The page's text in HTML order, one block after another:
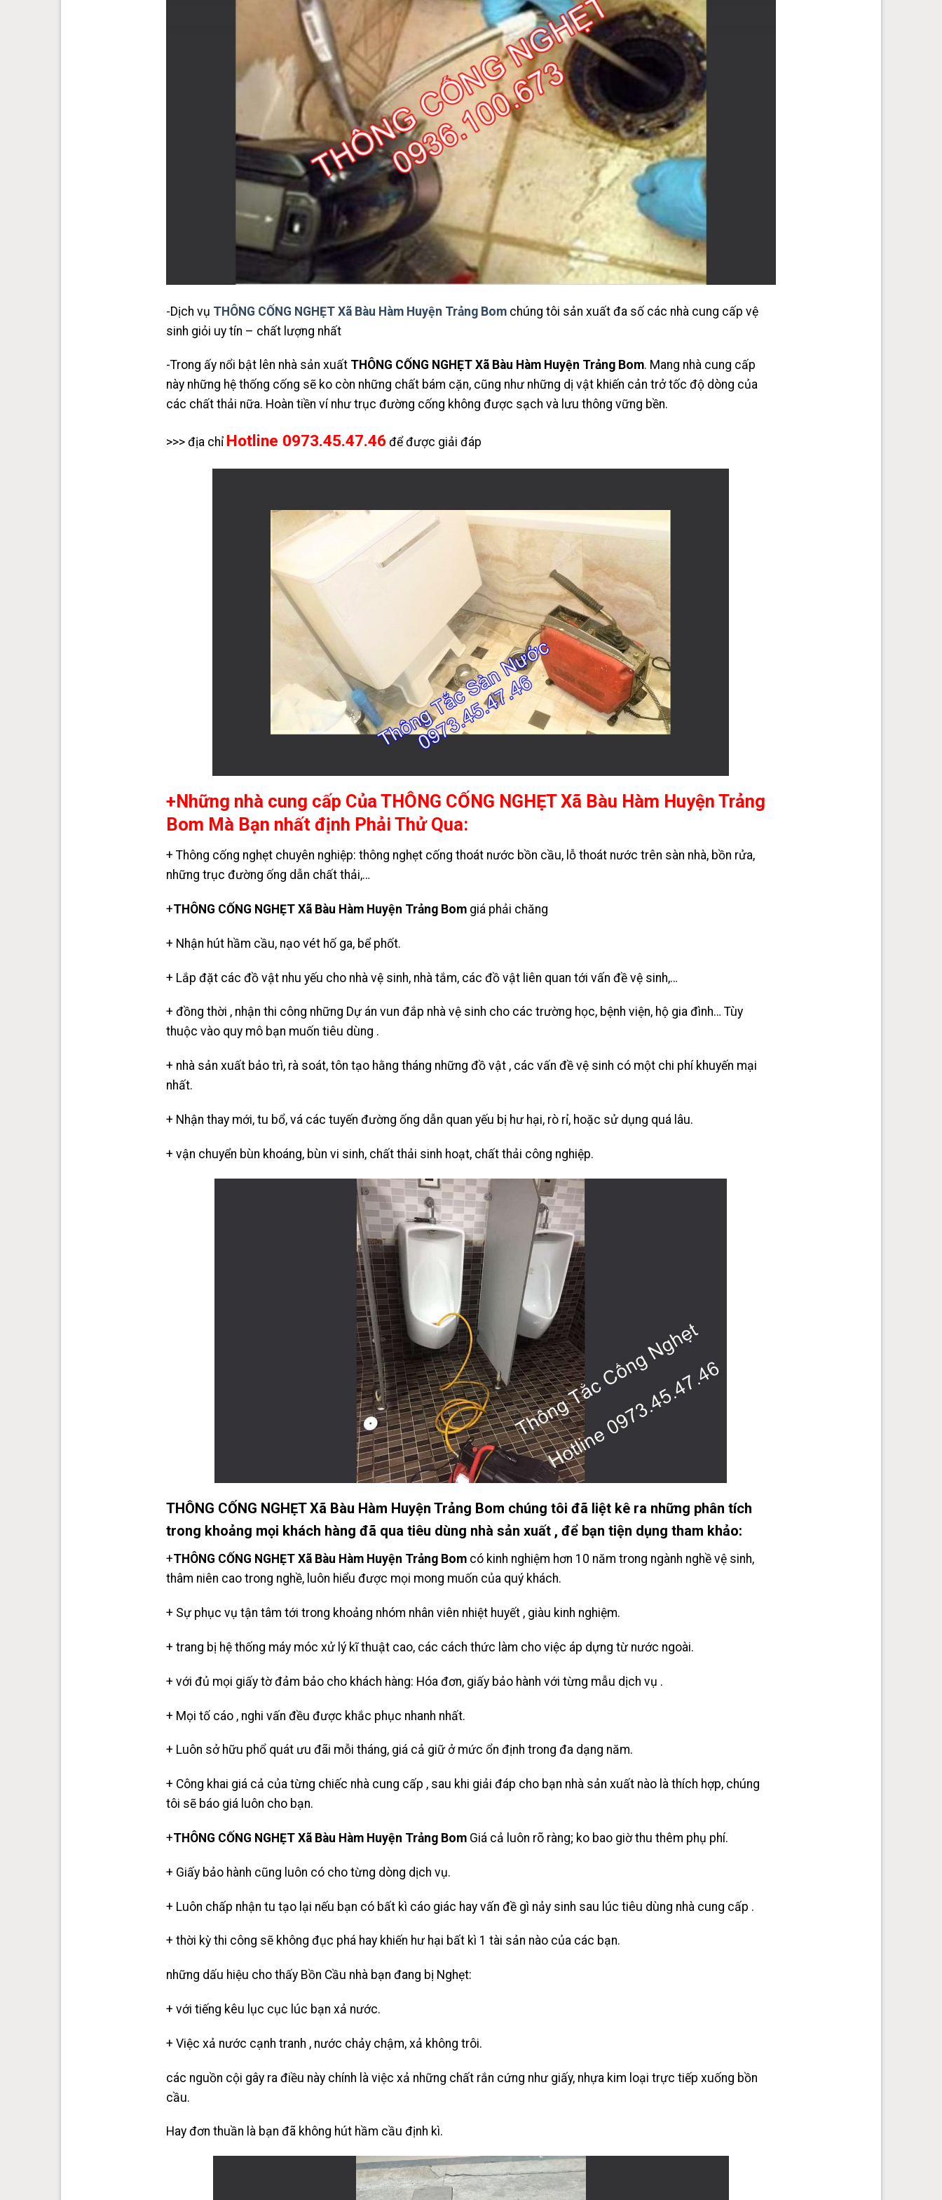
-Dịch vụ THÔNG CỐNG NGHẸT Xã Bàu Hàm Huyện Trảng Bom chúng tôi sản xuất đa số các nhà cung cấp vệ
sinh giỏi uy tín – chất lượng nhất
-Trong ấy nổi bật lên nhà sản xuất THÔNG CỐNG NGHẸT Xã Bàu Hàm Huyện Trảng Bom. Mang nhà cung cấp
này những hệ thống cống sẽ ko còn những chất bám cặn, cũng như những dị vật khiến cản trở tốc độ dòng của
các chất thải nữa. Hoàn tiền ví như trục đường cống không được sạch và lưu thông vững bền.
>>> địa chỉ Hotline 0973.45.47.46 để được giải đáp
+Những nhà cung cấp Của THÔNG CỐNG NGHẸT Xã Bàu Hàm Huyện Trảng
Bom Mà Bạn nhất định Phải Thử Qua:
+ Thông cống nghẹt chuyên nghiệp: thông nghẹt cống thoát nước bồn cầu, lỗ thoát nước trên sàn nhà, bồn rửa,
những trục đường ống dẫn chất thải,…
+THÔNG CỐNG NGHẸT Xã Bàu Hàm Huyện Trảng Bom giá phải chăng
+ Nhận hút hầm cầu, nạo vét hố ga, bể phốt.
+ Lắp đặt các đồ vật nhu yếu cho nhà vệ sinh, nhà tắm, các đồ vật liên quan tới vấn đề vệ sinh,…
+ đồng thời , nhận thi công những Dự án vun đắp nhà vệ sinh cho các trường học, bệnh viện, hộ gia đình… Tùy
thuộc vào quy mô bạn muốn tiêu dùng .
+ nhà sản xuất bảo trì, rà soát, tôn tạo hằng tháng những đồ vật , các vấn đề vệ sinh có một chi phí khuyến mại
nhất.
+ Nhận thay mới, tu bổ, vá các tuyến đường ống dẫn quan yếu bị hư hại, rò rỉ, hoặc sử dụng quá lâu.
+ vận chuyển bùn khoáng, bùn vi sinh, chất thải sinh hoạt, chất thải công nghiệp.
THÔNG CỐNG NGHẸT Xã Bàu Hàm Huyện Trảng Bom chúng tôi đã liệt kê ra những phân tích
trong khoảng mọi khách hàng đã qua tiêu dùng nhà sản xuất , để bạn tiện dụng tham khảo:
+THÔNG CỐNG NGHẸT Xã Bàu Hàm Huyện Trảng Bom có kinh nghiệm hơn 10 năm trong ngành nghề vệ sinh,
thâm niên cao trong nghề, luôn hiểu được mọi mong muốn của quý khách.
+ Sự phục vụ tận tâm tới trong khoảng nhóm nhân viên nhiệt huyết , giàu kinh nghiệm.
+ trang bị hệ thống máy móc xử lý kĩ thuật cao, các cách thức làm cho việc áp dựng từ nước ngoài.
+ với đủ mọi giấy tờ đảm bảo cho khách hàng: Hóa đơn, giấy bảo hành với từng mẫu dịch vụ .
+ Mọi tố cáo , nghi vấn đều được khắc phục nhanh nhất.
+ Luôn sở hữu phổ quát ưu đãi mỗi tháng, giá cả giữ ở mức ổn định trong đa dạng năm.
+ Công khai giá cả của từng chiếc nhà cung cấp , sau khi giải đáp cho bạn nhà sản xuất nào là thích hợp, chúng
tôi sẽ báo giá luôn cho bạn.
+THÔNG CỐNG NGHẸT Xã Bàu Hàm Huyện Trảng Bom Giá cả luôn rõ ràng; ko bao giờ thu thêm phụ phí.
+ Giấy bảo hành cũng luôn có cho từng dòng dịch vụ.
+ Luôn chấp nhận tu tạo lại nếu bạn có bất kì cáo giác hay vấn đề gì nảy sinh sau lúc tiêu dùng nhà cung cấp .
+ thời kỳ thi công sẽ không đục phá hay khiến hư hại bất kì 1 tài sản nào của các bạn.
những dấu hiệu cho thấy Bồn Cầu nhà bạn đang bị Nghẹt:
+ với tiếng kêu lục cục lúc bạn xả nước.
+ Việc xả nước cạnh tranh , nước chảy chậm, xả không trôi.
các nguồn cội gây ra điều này chính là việc xả những chất rắn cứng như giấy, nhựa kim loại trực tiếp xuống bồn
cầu.
Hay đơn thuần là bạn đã không hút hầm cầu định kì.